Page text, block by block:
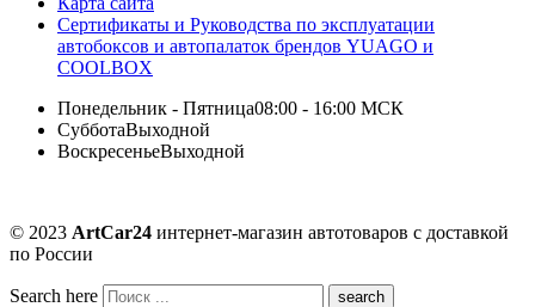
Сертификаты и Руководства по эксплуатации
автобоксов и автопалаток брендов YUAGO и
COOLBOX
Понедельник - Пятница08:00 - 16:00 МСК
СубботаВыходной
ВоскресеньеВыходной
© 2023 ArtCar24 интернет-магазин автотоваров с доставкой
по России
Search here